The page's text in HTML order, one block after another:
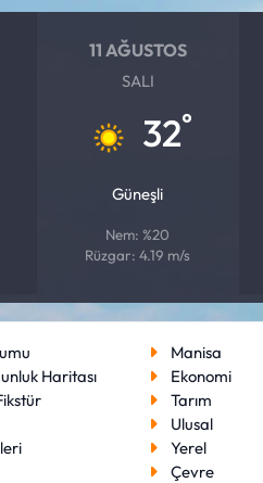
11 AĞUSTOS
SALI
32°
Güneşli
Nem: %20
Rüzgar: 4.19 m/s
Haritası
Manisa
Ekonomi
Tarım
Ulusal
Yerel
Çevre